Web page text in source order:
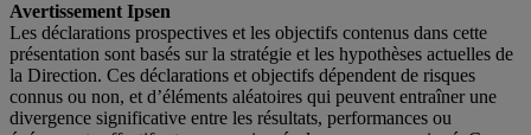
Avertissement Ipsen
Les déclarations prospectives et les objectifs contenus dans cette
présentation sont basés sur la stratégie et les hypothèses actuelles de
la Direction. Ces déclarations et objectifs dépendent de risques
connus ou non, et d’éléments aléatoires qui peuvent entraîner une
divergence significative entre les résultats, performances ou